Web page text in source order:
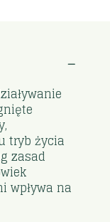
tryb życia
zasad
wpływa na